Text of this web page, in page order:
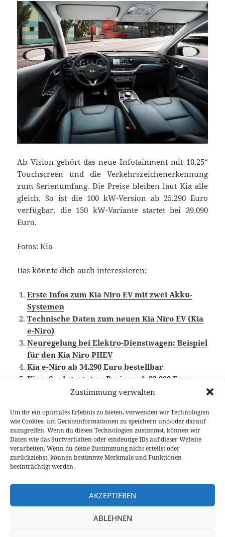
Zustimmung verwalten
Um dir ein optimales Erlebnis zu bieten, verwenden wir Technologien
wie Cookies, um Geräteinformationen zu speichern und/oder darauf
zuzugreifen. Wenn du diesen Technologien zustimmst, können wir
Daten wie das Surfverhalten oder eindeutige IDs auf dieser Website
verarbeiten. Wenn du deine Zustimmung nicht erteilst oder
zurückziehst, können bestimmte Merkmale und Funktionen
beeinträchtigt werden.
AKZEPTIEREN
ABLEHNEN
Ab Vision gehört das neue Infotainment mit 10,25“
Touchscreen und die Verkehrszeichenerkennung
zum Serienumfang. Die Preise bleiben laut Kia alle
gleich. So ist die 100 kW-Version ab 25.290 Euro
verfügbar, die 150 kW-Variante startet bei 39.090
Euro.
Fotos: Kia
Das könnte dich auch interessieren:
Erste Infos zum Kia Niro EV mit zwei Akku-
Systemen
Technische Daten zum neuen Kia Niro EV (Kia
e-Niro)
Neuregelung bei Elektro-Dienstwagen: Beispiel
für den Kia Niro PHEV
Kia e-Niro ab 34.290 Euro bestellbar
Kia e-Soul startet zu Preisen ab 33.990 Euro
Veröffentlicht
am
3. Januar 2020 Autor
Larissa Rutkowski Kategorien
News
Schlagwörter
Elektroauto,Kia
Beitragsnavigation
VORHERIGER
Vorheriger
Beitrag:
Fünfte Generation BMW eDrive: der
Antrieb des BMW iX3
Kia XCeed 1.6 CRDi Testbericht: